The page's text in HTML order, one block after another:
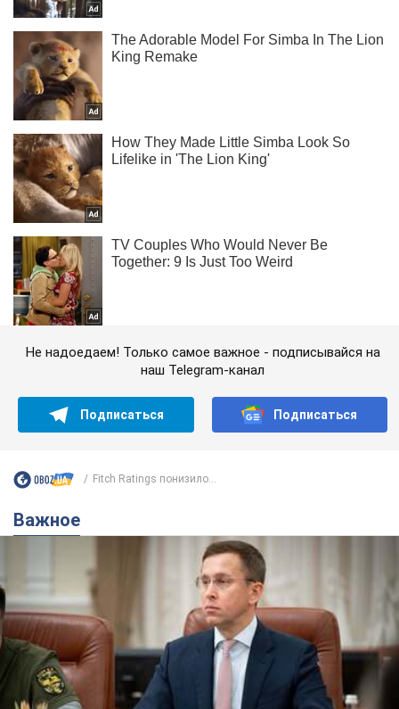
Не надоедаем! Только самое важное - подписывайся на
наш Telegram-канал
Подписаться Подписаться
Fitch Ratings понизило...
Важное